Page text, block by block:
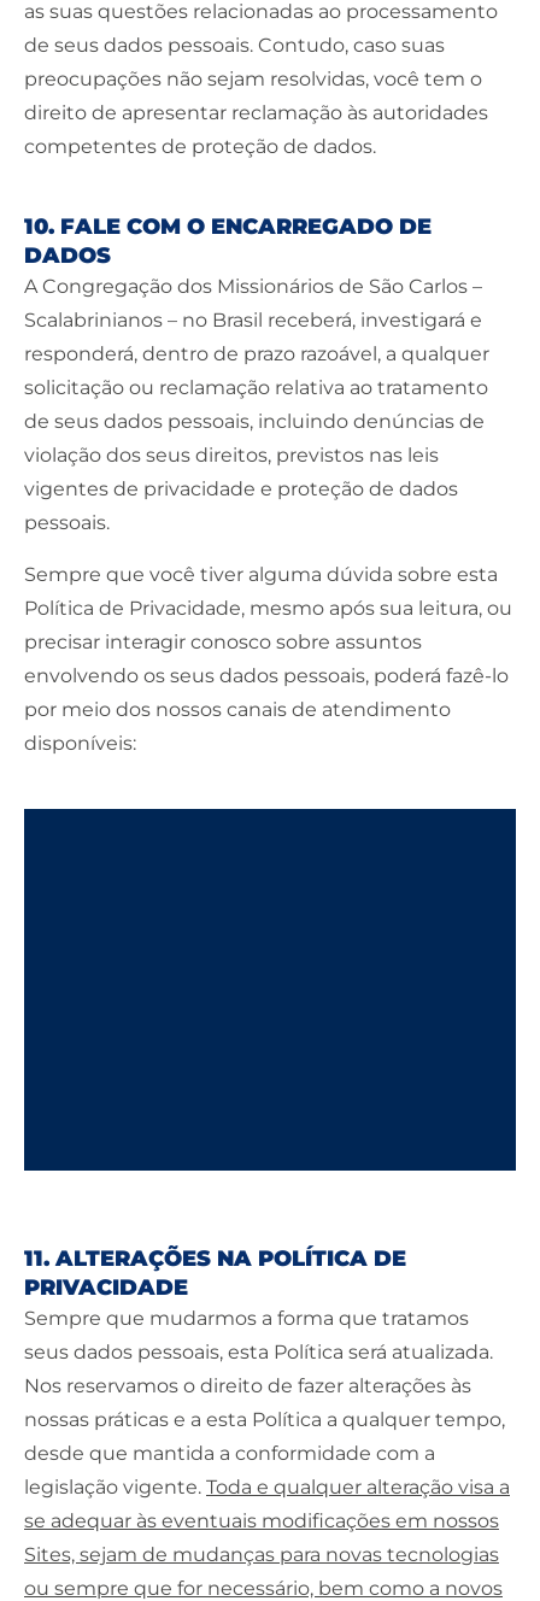
as suas questões relacionadas ao processamento
de seus dados pessoais. Contudo, caso suas
preocupações não sejam resolvidas, você tem o
direito de apresentar reclamação às autoridades
competentes de proteção de dados.
10. FALE COM O ENCARREGADO DE
DADOS
A Congregação dos Missionários de São Carlos –
Scalabrinianos – no Brasil receberá, investigará e
responderá, dentro de prazo razoável, a qualquer
solicitação ou reclamação relativa ao tratamento
de seus dados pessoais, incluindo denúncias de
violação dos seus direitos, previstos nas leis
vigentes de privacidade e proteção de dados
pessoais.
Sempre que você tiver alguma dúvida sobre esta
Política de Privacidade, mesmo após sua leitura, ou
precisar interagir conosco sobre assuntos
envolvendo os seus dados pessoais, poderá fazê-lo
por meio dos nossos canais de atendimento
disponíveis:
11. ALTERAÇÕES NA POLÍTICA DE
PRIVACIDADE
Sempre que mudarmos a forma que tratamos
seus dados pessoais, esta Política será atualizada.
Nos reservamos o direito de fazer alterações às
nossas práticas e a esta Política a qualquer tempo,
desde que mantida a conformidade com a
legislação vigente. Toda e qualquer alteração visa a
se adequar às eventuais modificações em nossos
Sites, sejam de mudanças para novas tecnologias
ou sempre que for necessário, bem como a novos